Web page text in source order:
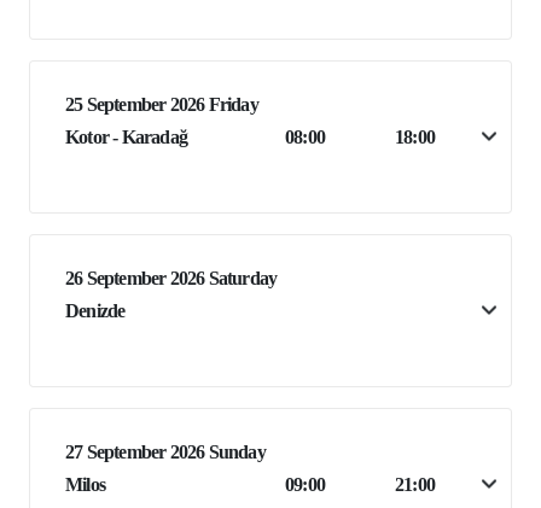
25 September 2026 Friday
Kotor - Karadağ
08:00 18:00
26 September 2026 Saturday
Denizde
27 September 2026 Sunday
Milos
09:00 21:00